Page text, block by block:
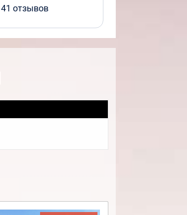
41 отзывов